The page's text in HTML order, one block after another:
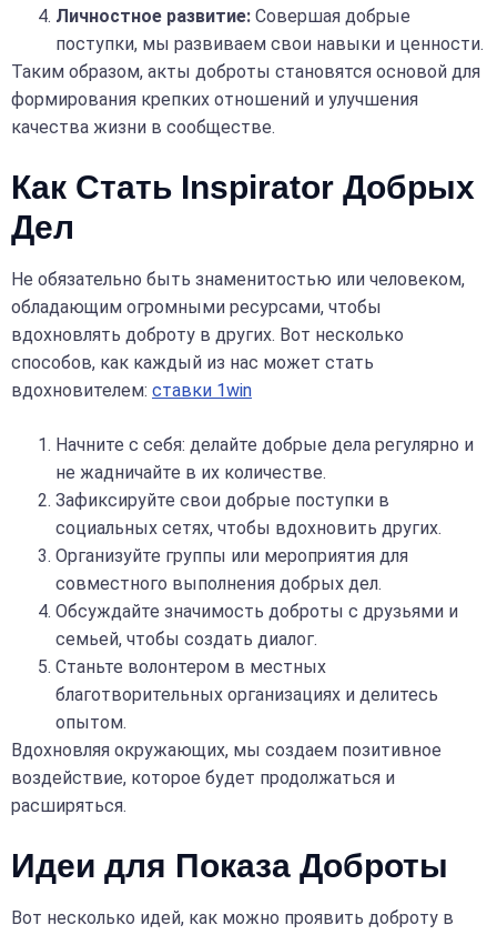
Личностное развитие: Совершая добрые
поступки, мы развиваем свои навыки и ценности.
Таким образом, акты доброты становятся основой для
формирования крепких отношений и улучшения
качества жизни в сообществе.
Как Стать Inspirator Добрых
Дел
Не обязательно быть знаменитостью или человеком,
обладающим огромными ресурсами, чтобы
вдохновлять доброту в других. Вот несколько
способов, как каждый из нас может стать
вдохновителем: ставки 1win
Начните с себя: делайте добрые дела регулярно и
не жадничайте в их количестве.
Зафиксируйте свои добрые поступки в
социальных сетях, чтобы вдохновить других.
Организуйте группы или мероприятия для
совместного выполнения добрых дел.
Обсуждайте значимость доброты с друзьями и
семьей, чтобы создать диалог.
Станьте волонтером в местных
благотворительных организациях и делитесь
опытом.
Вдохновляя окружающих, мы создаем позитивное
воздействие, которое будет продолжаться и
расширяться.
Идеи для Показа Доброты
Вот несколько идей, как можно проявить доброту в